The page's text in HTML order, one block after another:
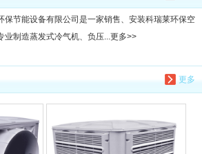
保节能设备有限公司是一家销售、安装科瑞莱环保空
业制造蒸发式冷气机、负压...更多>>
更多